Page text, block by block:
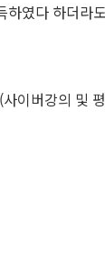
였다 하더라
이버강의 및